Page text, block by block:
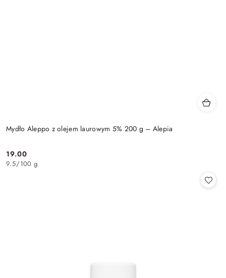
Mydło Aleppo z olejem laurowym 5% 200 g – Alepia
Cena:
19.00
9.5/100 g